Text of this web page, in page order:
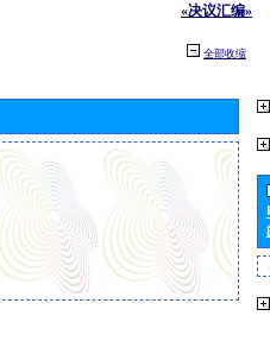
«决议汇编»
全部收缩